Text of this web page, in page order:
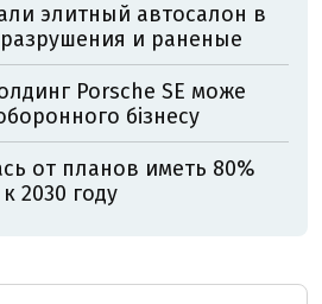
элитный автосалон в
и раненые
Porsche SE може
бізнесу
от планов иметь 80%
2030 году